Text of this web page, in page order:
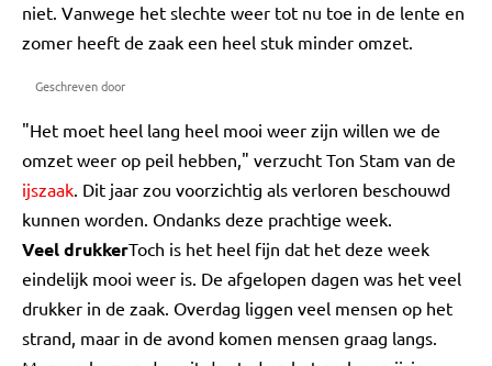
niet. Vanwege het slechte weer tot nu toe in de lente en
zomer heeft de zaak een heel stuk minder omzet.
Geschreven door
"Het moet heel lang heel mooi weer zijn willen we de
omzet weer op peil hebben," verzucht Ton Stam van de
ijszaak. Dit jaar zou voorzichtig als verloren beschouwd
kunnen worden. Ondanks deze prachtige week.
Veel drukkerToch is het heel fijn dat het deze week
eindelijk mooi weer is. De afgelopen dagen was het veel
drukker in de zaak. Overdag liggen veel mensen op het
strand, maar in de avond komen mensen graag langs.